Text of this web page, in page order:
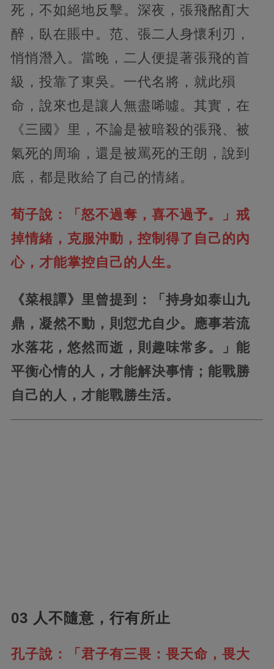
死，不如絕地反擊。深夜，張飛酩酊大
醉，臥在賬中。范、張二人身懷利刃，
悄悄潛入。當晚，二人便提著張飛的首
級，投靠了東吳。一代名將，就此殞
命，說來也是讓人無盡唏噓。其實，在
《三國》里，不論是被暗殺的張飛、被
氣死的周瑜，還是被罵死的王朗，說到
底，都是敗給了自己的情緒。
荀子說：「怒不過奪，喜不過予。」戒
掉情緒，克服沖動，控制得了自己的內
心，才能掌控自己的人生。
《菜根譚》里曾提到：「持身如泰山九
鼎，凝然不動，則愆尤自少。應事若流
水落花，悠然而逝，則趣味常多。」能
平衡心情的人，才能解決事情；能戰勝
自己的人，才能戰勝生活。
03 人不隨意，行有所止
孔子說：「君子有三畏：畏天命，畏大